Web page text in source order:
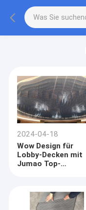
2024-04-18
Wow Design für
Lobby-Decken mit
Jumao Top-